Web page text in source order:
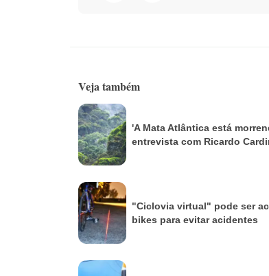
Veja também
'A Mata Atlântica está
entrevista com Ricardo
"Ciclovia virtual" pode ser
bikes para evitar acidentes